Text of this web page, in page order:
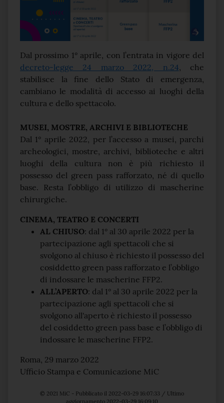
Dal prossimo 1° aprile, con l’entrata in vigore del
decreto-legge 24 marzo 2022, n.24, che
stabilisce la fine dello Stato di emergenza,
cambiano le modalità di accesso ai luoghi della
cultura e dello spettacolo.
MUSEI, MOSTRE, ARCHIVI E BIBLIOTECHE
Dal 1° aprile 2022, per l’accesso a musei, parchi
archeologici, mostre, archivi, biblioteche e altri
luoghi della cultura non è più richiesto il
possesso del green pass rafforzato, né di quello
base. Resta l’obbligo di utilizzo di mascherine
chirurgiche.
CINEMA, TEATRO E CONCERTI
AL CHIUSO: dal 1° al 30 aprile 2022 per la
partecipazione agli spettacoli che si
svolgono al chiuso è richiesto il possesso del
cosiddetto green pass rafforzato e l’obbligo
di indossare le mascherine FFP2.
ALL’APERTO: dal 1° al 30 aprile 2022 per la
partecipazione agli spettacoli che si
svolgono all'aperto è richiesto il possesso
del cosiddetto green pass base e l’obbligo di
indossare le mascherine FFP2.
Roma, 29 marzo 2022
Ufficio Stampa e Comunicazione MiC
© 2021 MiC - Pubblicato il 2022-03-29 16:07:33 / Ultimo
aggiornamento 2022-03-29 16:09:10